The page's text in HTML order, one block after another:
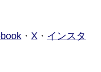
・ X・ インスタ